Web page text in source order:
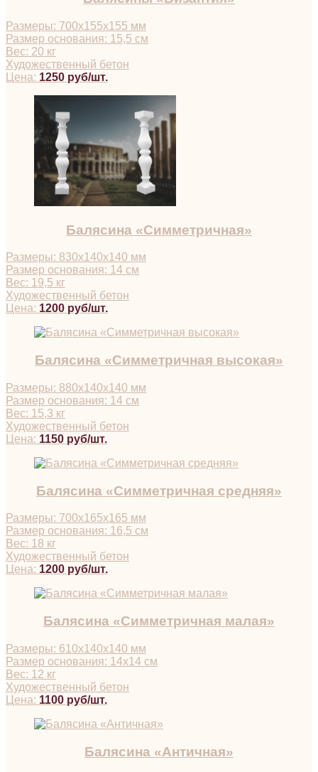
Размеры: 700х155х155 мм
Размер основания: 15,5 см
Вес: 20 кг
Художественный бетон
Цена: 1250 руб/шт.
Балясина «Симметричная»
Размеры: 830х140х140 мм
Размер основания: 14 см
Вес: 19,5 кг
Художественный бетон
Цена: 1200 руб/шт.
Балясина «Симметричная высокая»
Размеры: 880х140х140 мм
Размер основания: 14 см
Вес: 15,3 кг
Художественный бетон
Цена: 1150 руб/шт.
Балясина «Симметричная средняя»
Размеры: 700х165х165 мм
Размер основания: 16,5 см
Вес: 18 кг
Художественный бетон
Цена: 1200 руб/шт.
Балясина «Симметричная малая»
Размеры: 610х140х140 мм
Размер основания: 14х14 см
Вес: 12 кг
Художественный бетон
Цена: 1100 руб/шт.
Балясина «Античная»